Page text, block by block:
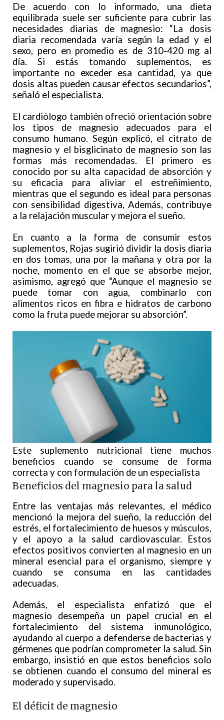
De acuerdo con lo informado, una dieta
equilibrada suele ser suficiente para cubrir las
necesidades diarias de magnesio: “La dosis
diaria recomendada varía según la edad y el
sexo, pero en promedio es de 310-420 mg al
día. Si estás tomando suplementos, es
importante no exceder esa cantidad, ya que
dosis altas pueden causar efectos secundarios”,
señaló el especialista.
El cardiólogo también ofreció orientación sobre
los tipos de magnesio adecuados para el
consumo humano. Según explicó, el citrato de
magnesio y el bisglicinato de magnesio son las
formas más recomendadas. El primero es
conocido por su alta capacidad de absorción y
su eficacia para aliviar el estreñimiento,
mientras que el segundo es ideal para personas
con sensibilidad digestiva, Además, contribuye
a la relajación muscular y mejora el sueño.
En cuanto a la forma de consumir estos
suplementos, Rojas sugirió dividir la dosis diaria
en dos tomas, una por la mañana y otra por la
noche, momento en el que se absorbe mejor,
asimismo, agregó que “Aunque el magnesio se
puede tomar con agua, combinarlo con
alimentos ricos en fibra e hidratos de carbono
como la fruta puede mejorar su absorción”.
Este suplemento nutricional tiene muchos
beneficios cuando se consume de forma
correcta y con formulación de un especialista
Beneficios del magnesio para la salud
Entre las ventajas más relevantes, el médico
mencionó la mejora del sueño, la reducción del
estrés, el fortalecimiento de huesos y músculos,
y el apoyo a la salud cardiovascular. Estos
efectos positivos convierten al magnesio en un
mineral esencial para el organismo, siempre y
cuando se consuma en las cantidades
adecuadas.
Además, el especialista enfatizó que el
magnesio desempeña un papel crucial en el
fortalecimiento del sistema inmunológico,
ayudando al cuerpo a defenderse de bacterias y
gérmenes que podrían comprometer la salud. Sin
embargo, insistió en que estos beneficios solo
se obtienen cuando el consumo del mineral es
moderado y supervisado.
El déficit de magnesio